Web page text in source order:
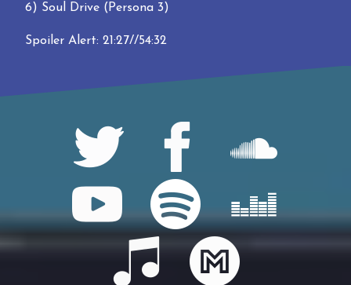
6) Soul Drive (Persona 3)
Spoiler Alert: 21:27//54:32